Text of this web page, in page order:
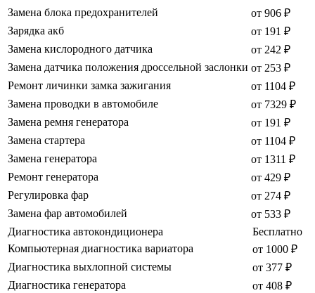
Замена блока предохранителей
от 906 ₽
Зарядка акб
от 191 ₽
Замена кислородного датчика
от 242 ₽
Замена датчика положения дроссельной заслонки от 253 ₽
Ремонт личинки замка зажигания
от 1104 ₽
Замена проводки в автомобиле
от 7329 ₽
Замена ремня генератора
от 191 ₽
Замена стартера
от 1104 ₽
Замена генератора
от 1311 ₽
Ремонт генератора
от 429 ₽
Регулировка фар
от 274 ₽
Замена фар автомобилей
от 533 ₽
Диагностика автокондиционера
Бесплатно
Компьютерная диагностика вариатора
от 1000 ₽
Диагностика выхлопной системы
от 377 ₽
Диагностика генератора
от 408 ₽